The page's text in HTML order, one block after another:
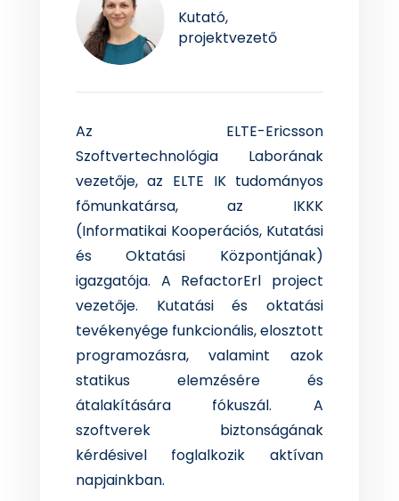
Kutató,
projektvezető
Az ELTE-Ericsson
Szoftvertechnológia Laborának
vezetője, az ELTE IK tudományos
főmunkatársa, az IKKK
(Informatikai Kooperációs, Kutatási
és Oktatási Központjának)
igazgatója. A RefactorErl project
vezetője. Kutatási és oktatási
tevékenyége funkcionális, elosztott
programozásra, valamint azok
statikus elemzésére és
átalakítására fókuszál. A
szoftverek biztonságának
kérdésivel foglalkozik aktívan
napjainkban.